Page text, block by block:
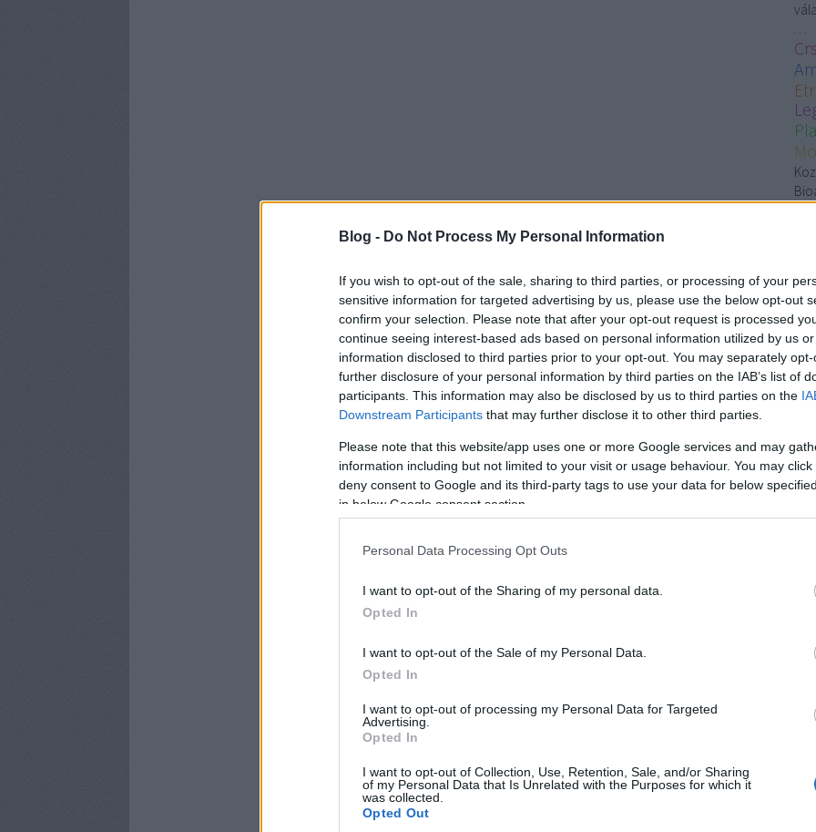
Blog - Do Not Process My Personal Information
If you wish to opt-out of the sale, sharing to third parties, or processing of your
sensitive information for targeted advertising by us, please use the below opt-out
confirm your selection. Please note that after your opt-out request is processed
continue seeing interest-based ads based on personal information utilized by us
information disclosed to third parties prior to your opt-out. You may separately
further disclosure of your personal information by third parties on the IAB’s list of
participants. This information may also be disclosed by us to third parties on the
Downstream Participants that may further disclose it to other third parties.
Please note that this website/app uses one or more Google services and may
information including but not limited to your visit or usage behaviour. You may
deny consent to Google and its third-party tags to use your data for below
in below Google consent section.
Personal Data Processing Opt Outs
I want to opt-out of the Sharing of my personal data.
Opted In
I want to opt-out of the Sale of my Personal Data.
Opted In
I want to opt-out of processing my Personal Data for Targeted
Advertising.
Opted In
I want to opt-out of Collection, Use, Retention, Sale, and/or Sharing
of my Personal Data that Is Unrelated with the Purposes for which it
was collected.
Opted Out
…